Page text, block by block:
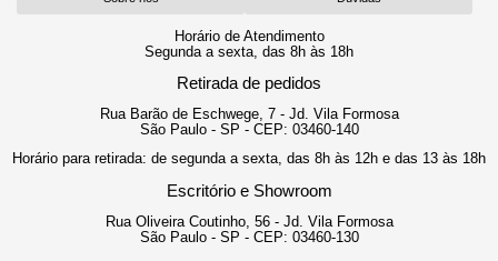
Horário de Atendimento
Segunda a sexta, das 8h às 18h
Retirada de pedidos
Rua Barão de Eschwege, 7 - Jd. Vila Formosa
São Paulo - SP - CEP: 03460-140
Horário para retirada: de segunda a sexta, das 8h às 12h e das 13 às 18h
Escritório e Showroom
Rua Oliveira Coutinho, 56 - Jd. Vila Formosa
São Paulo - SP - CEP: 03460-130